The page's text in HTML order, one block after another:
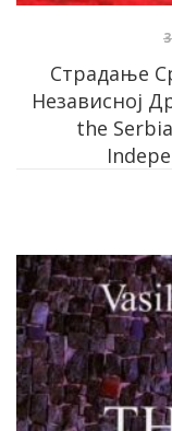
Страдање
Независној
the